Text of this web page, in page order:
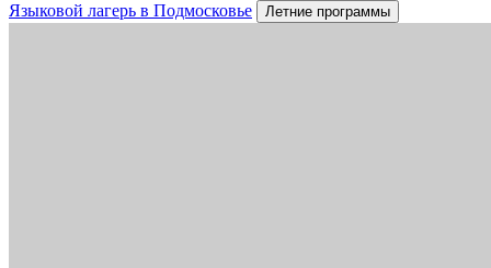
Языковой лагерь в Подмосковье
Летние программы